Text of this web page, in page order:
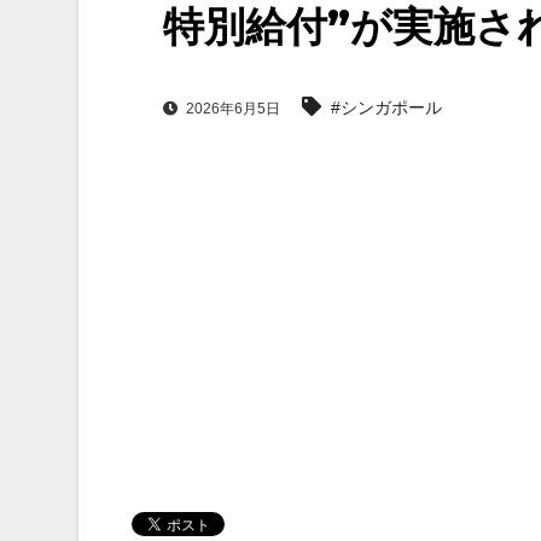
特別給付”が実施さ
2026年6月5日 #シンガポール